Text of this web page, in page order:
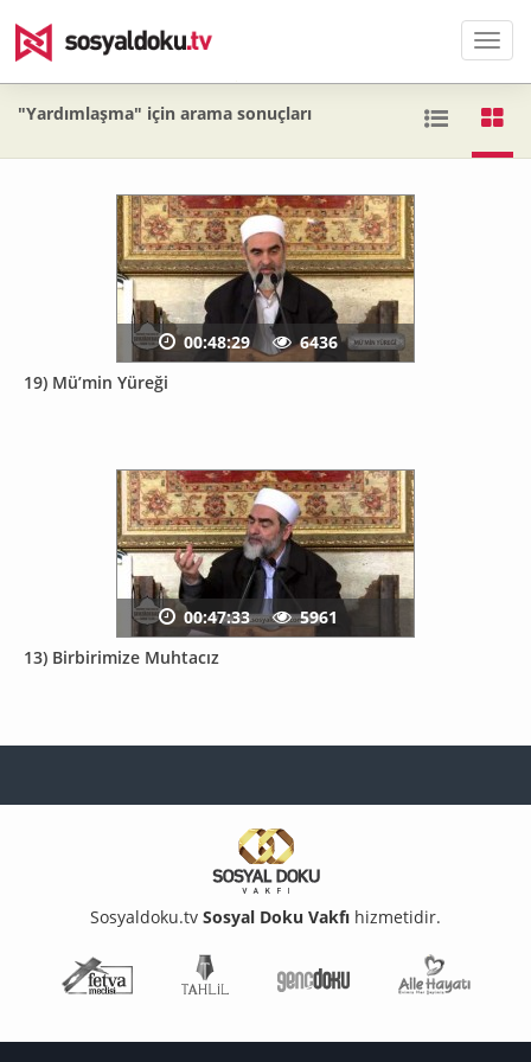
Menü
"Yardımlaşma" için arama sonuçları
19) Mü’min Yüreği
00:48:29 6436
13) Birbirimize Muhtacız
00:47:33 5961
Sosyaldoku.tv Sosyal Doku Vakfı hizmetidir.
Fetva Meclisi
Genç Doku